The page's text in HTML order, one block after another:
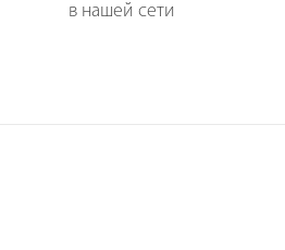
в нашей сети